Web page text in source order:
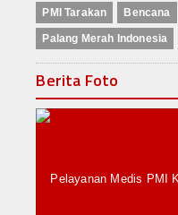
PMI Tarakan Bencana
Palang Merah Indonesia
Berita Foto